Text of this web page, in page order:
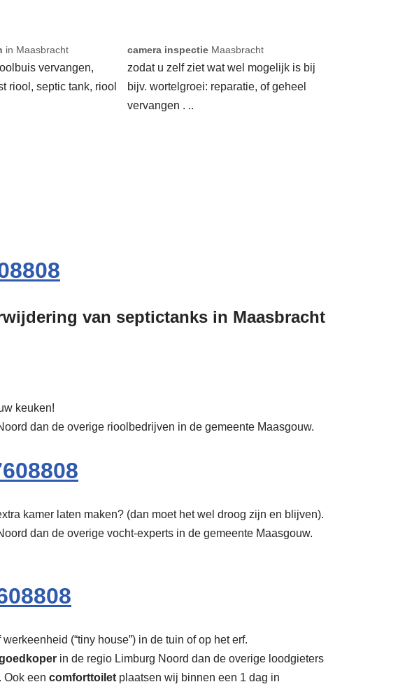
in Maasbracht
vervangen,
riool, septic tank, riool
camera inspectie Maasbracht
zodat u zelf ziet wat wel mogelijk is bij
bijv. wortelgroei: reparatie, of geheel
vervangen . ..
van septictanks in Maasbracht
keuken!
dan de overige rioolbedrijven in de gemeente Maasgouw.
kamer laten maken? (dan moet het wel droog zijn en blijven).
dan de overige vocht-experts in de gemeente Maasgouw.
(“tiny house”) in de tuin of op het erf.
in de regio Limburg Noord dan de overige loodgieters
Ook een comforttoilet plaatsen wij binnen een 1 dag in